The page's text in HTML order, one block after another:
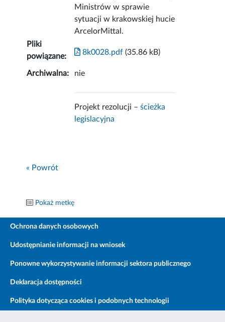
Ministrów w sprawie
sytuacji w krakowskiej hucie
ArcelorMittal.
Pliki
powiązane:
8k0028.pdf (35.86 kB)
Archiwalna: nie
Projekt rezolucji –ścieżka
legislacyjna
« Powrót
Pokaż metkę
Ochrona danych osobowych
Udostępnianie informacji na wniosek
Ponowne wykorzystywanie informacji sektora publicznego
Deklaracja dostępności
Polityka dotycząca cookies i podobnych technologii